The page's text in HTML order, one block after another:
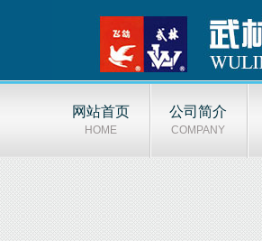
网站首页
HOME
公司简介
COMPANY